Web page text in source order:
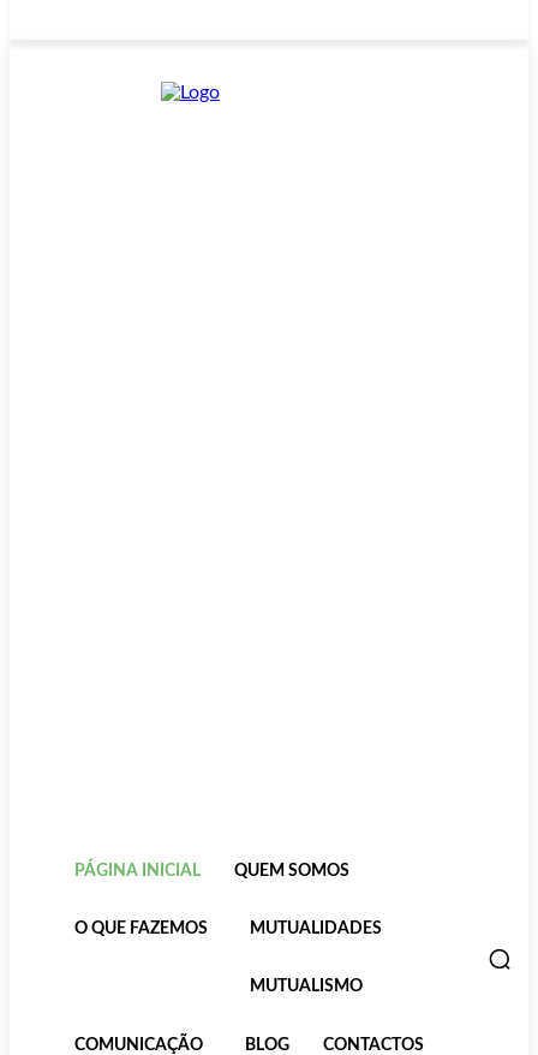
PÁGINA INICIAL QUEM SOMOS
O QUE FAZEMOS MUTUALIDADES
MUTUALISMO
COMUNICAÇÃO BLOG CONTACTOS